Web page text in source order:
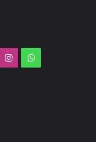
InstagramWhatsApp